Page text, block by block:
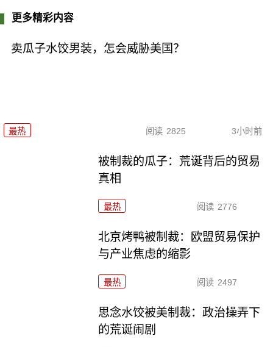
更多精彩内容
卖瓜子水饺男装，怎会威胁美国？
最热 阅读 2825 3小时前
被制裁的瓜子：荒诞背后的贸易
真相
最热 阅读 2776
北京烤鸭被制裁：欧盟贸易保护
与产业焦虑的缩影
最热 阅读 2497
思念水饺被美制裁：政治操弄下
的荒诞闹剧